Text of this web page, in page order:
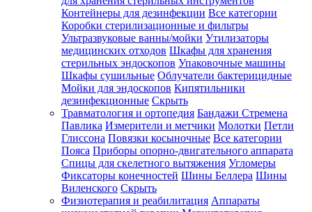
Контейнеры для дезинфекции Все категории
Коробки стерилизационные и фильтры
Ультразвуковые ванны/мойки Утилизаторы
медицинских отходов Шкафы для хранения
стерильных эндоскопов Упаковочные машины
Шкафы сушильные Облучатели бактерицидные
Мойки для эндоскопов Кипятильники
дезинфекционные Скрыть
Травматология и ортопедия Бандажи Стремена
Павлика Измерители и метчики Молотки Петли
Глиссона Повязки косыночные Все категории
Пояса Приборы опорно-двигательного аппарата
Спицы для скелетного вытяжения Угломеры
Фиксаторы конечностей Шины Беллера Шины
Виленского Скрыть
Физиотерапия и реабилитация Аппараты